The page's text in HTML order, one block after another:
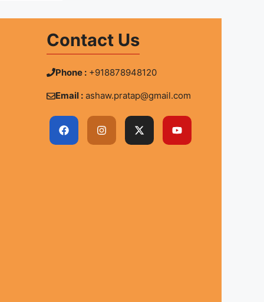
Contact Us
Phone : +918878948120
Email : ashaw.pratap@gmail.com